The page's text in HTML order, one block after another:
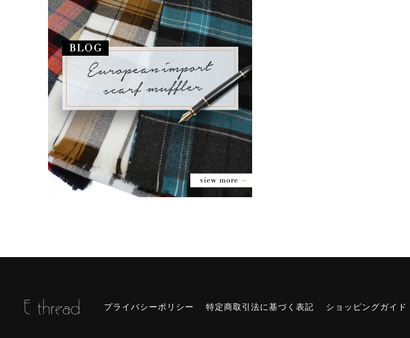
プライバシーポリシー 特定商取引法に基づく表記 ショッピングガイド